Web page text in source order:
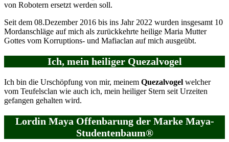
von Robotern ersetzt werden soll.
Seit dem 08.Dezember 2016 bis ins Jahr 2022 wurden insgesamt 10
Mordanschläge auf mich als zurückkehrte heilige Maria Mutter
Gottes vom Korruptions- und Mafiaclan auf mich ausgeübt.
Ich, mein heiliger Quezalvogel
Ich bin die Urschöpfung von mir, meinem Quezalvogel welcher
vom Teufelsclan wie auch ich, mein heiliger Stern seit Urzeiten
gefangen gehalten wird.
Lordin Maya Offenbarung der Marke Maya-
Studentenbaum®